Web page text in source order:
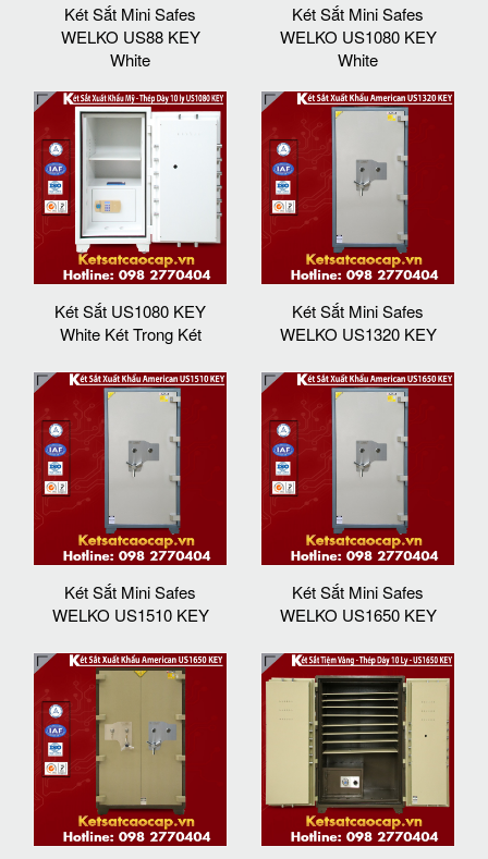
Két Sắt Mini Safes
WELKO US88 KEY
White
Két Sắt Mini Safes
WELKO US1080 KEY
White
Két Sắt US1080 KEY
White Két Trong Két
Két Sắt Mini Safes
WELKO US1320 KEY
Két Sắt Mini Safes
WELKO US1510 KEY
Két Sắt Mini Safes
WELKO US1650 KEY